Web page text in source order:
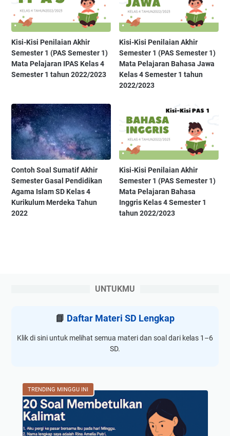
Kisi-Kisi Penilaian Akhir
Semester 1 (PAS Semester 1)
Mata Pelajaran IPAS Kelas 4
Semester 1 tahun 2022/2023
Kisi-Kisi Penilaian Akhir
Semester 1 (PAS Semester 1)
Mata Pelajaran Bahasa Jawa
Kelas 4 Semester 1 tahun
2022/2023
Contoh Soal Sumatif Akhir
Semester Gasal Pendidikan
Agama Islam SD Kelas 4
Kurikulum Merdeka Tahun
2022
Kisi-Kisi Penilaian Akhir
Semester 1 (PAS Semester 1)
Mata Pelajaran Bahasa
Inggris Kelas 4 Semester 1
tahun 2022/2023
UNTUKMU
📘 Daftar Materi SD Lengkap
Klik di sini untuk melihat semua materi dan soal dari kelas 1–6
SD.
TRENDING MINGGU INI